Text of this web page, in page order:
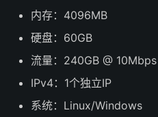
内存：4096MB
硬盘：60GB
流量：240GB @ 10Mbps
IPv4：1个独立IP
系统：Linux/Windows